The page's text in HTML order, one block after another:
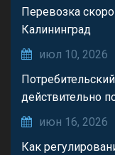
Перевозка
Калининград
июл 10, 2026
действительно
июн 16, 2026
Как